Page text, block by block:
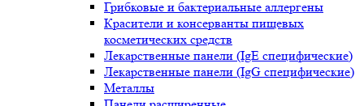
Грибковые и бактериальные аллергены
Красители и консерванты пищевых
косметических средств
Лекарственные панели (IgE специфические)
Лекарственные панели (IgG специфические)
Металлы